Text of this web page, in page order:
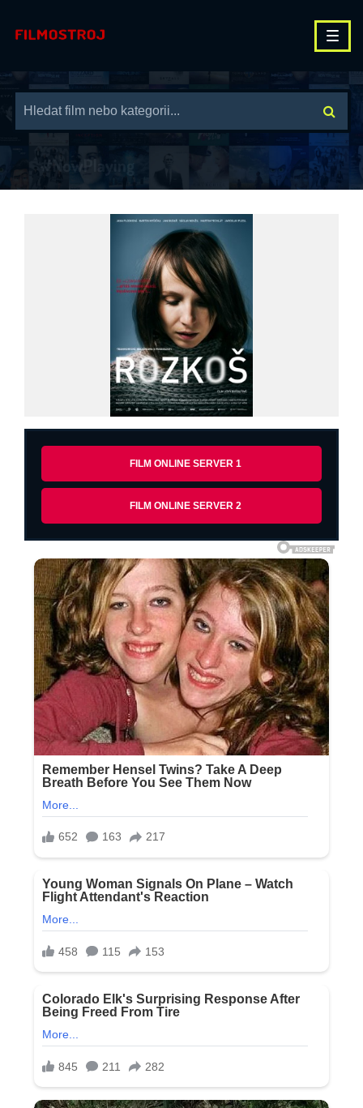
FILM ONLINE SERVER 1
FILM ONLINE SERVER 2